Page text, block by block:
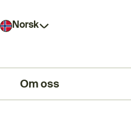
Norsk
Om oss